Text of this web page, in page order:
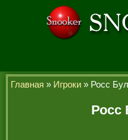
Главная » Игроки » Росс
Росс